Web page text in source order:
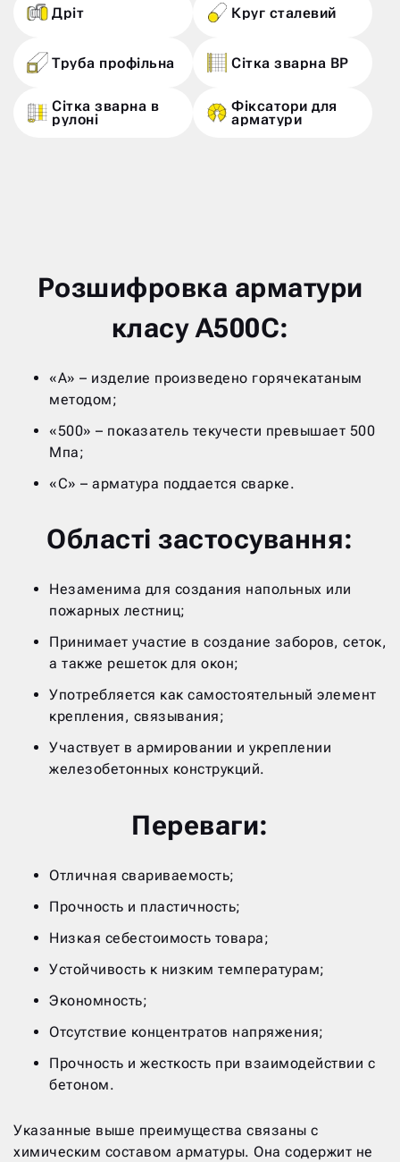
Дріт Круг сталевий
Труба профільна Сітка зварна ВР
Сітка зварна в
рулоні
Фіксатори для
арматури
Розшифровка арматури
класу А500С:
«А» – изделие произведено горячекатаным
методом;
«500» – показатель текучести превышает 500
Мпа;
«С» – арматура поддается сварке.
Області застосування:
Незаменима для создания напольных или
пожарных лестниц;
Принимает участие в создание заборов, сеток,
а также решеток для окон;
Употребляется как самостоятельный элемент
крепления, связывания;
Участвует в армировании и укреплении
железобетонных конструкций.
Переваги:
Отличная свариваемость;
Прочность и пластичность;
Низкая себестоимость товара;
Устойчивость к низким температурам;
Экономность;
Отсутствие концентратов напряжения;
Прочность и жесткость при взаимодействии с
бетоном.
Указанные выше преимущества связаны с
химическим составом арматуры. Она содержит не